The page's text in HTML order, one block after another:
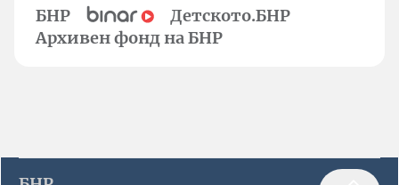
БНР
Детското.БНР
Архивен фонд на БНР